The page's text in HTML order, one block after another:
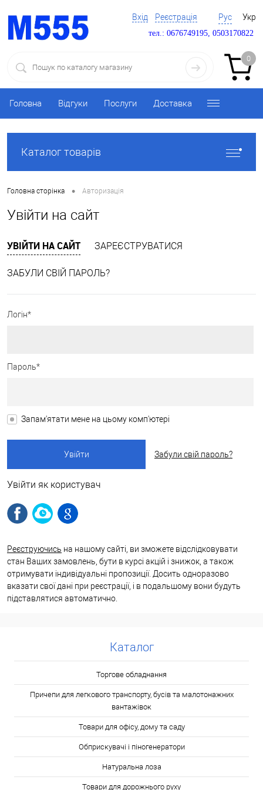
Вхід Реєстрація Рус Укр
тел.: 0676749195, 0503170822
0
Головна Відгуки Послуги Доставка
Каталог товарів
Головна сторінка • Авторизація
Увійти на сайт
УВІЙТИ НА САЙТ ЗАРЕЄСТРУВАТИСЯ
ЗАБУЛИ СВІЙ ПАРОЛЬ?
Логін*
Пароль*
Запам'ятати мене на цьому комп'ютері
Забули свій пароль?
Увійти як користувач
Реєструючись на нашому сайті, ви зможете відслідковувати
стан Ваших замовлень, бути в курсі акцій і знижок, а також
отримувати індивідуальні пропозиції. Досить одноразово
вказати свої дані при реєстрації, і в подальшому вони будуть
підставлятися автоматично.
Каталог
Торгове обладнання
Причепи для легкового транспорту, бусів та малотонажних
вантажівок
Товари для офісу, дому та саду
Обприскувачі і піногенератори
Натуральна лоза
Товари для дорожнього руху